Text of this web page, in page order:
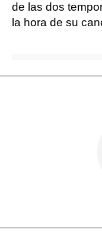
de las dos
la hora de su